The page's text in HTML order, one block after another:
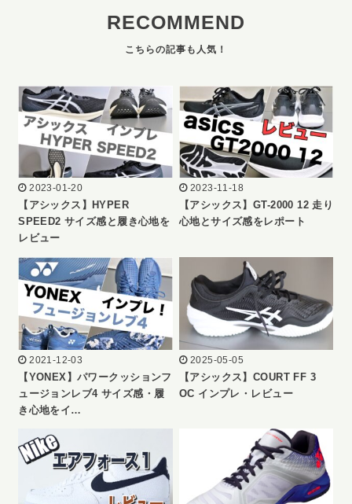
RECOMMEND
2023-01-20
【アシックス】HYPER
SPEED2 サイズ感と履き心地を
レビュー
2023-11-18
【アシックス】GT-2000 12 走り
心地とサイズ感をレポート
2021-12-03
【YONEX】パワークッションフ
ュージョンレブ4 サイズ感・履
き心地をイ…
2025-05-05
【アシックス】COURT FF 3
OC インプレ・レビュー